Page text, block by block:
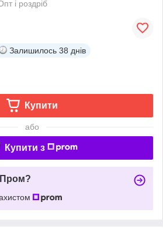
і роздріб
Залишилось 38 днів
Купити
або
Купити з
Пром?